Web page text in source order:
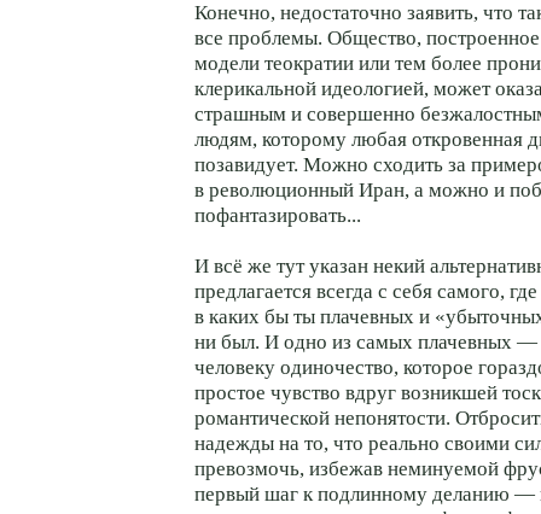
Конечно, недостаточно заявить, что
все проблемы. Общество,
модели теократии или тем более
клерикальной идеологией, может
страшным и совершенно
людям, которому любая откровенная
позавидует. Можно сходить за
в революционный Иран, а можно и
пофантазировать...
И всё же тут указан некий
предлагается всегда с себя самого,
в каких бы ты плачевных и
ни был. И одно из самых плачевных —
человеку одиночество, которое
простое чувство вдруг возникшей
романтической непонятости.
надежды на то, что реально своими
превозмочь, избежав неминуемой
первый шаг к подлинному деланию —